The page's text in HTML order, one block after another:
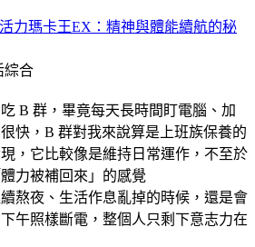
力瑪卡王EX：精神與體能續航的秘
綜合
B 群，畢竟每天長時間盯電腦、加
快，B 群對我來說算是上班族保養的
，它比較像是維持日常運作，不至於
力被補回來」的感覺
熬夜、生活作息亂掉的時候，還是會
午照樣斷電，整個人只剩下意志力在